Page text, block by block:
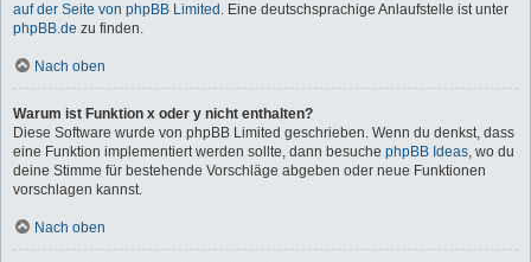
auf der Seite von phpBB Limited . Eine deutschsprachige Anlaufstelle ist unter
phpBB.de zu finden.
Nach oben
Warum ist Funktion x oder y nicht enthalten?
Diese Software wurde von phpBB Limited geschrieben. Wenn du denkst, dass
eine Funktion implementiert werden sollte, dann besuche phpBB Ideas, wo du
deine Stimme für bestehende Vorschläge abgeben oder neue Funktionen
vorschlagen kannst.
Nach oben